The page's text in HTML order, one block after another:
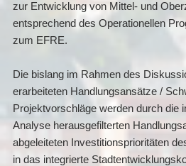
zur Entwicklung von Mittel- und
entsprechend des Operationellen
zum EFRE.
Die bislang im Rahmen des
erarbeiteten Handlungsansätze /
Projektvorschläge werden durch die
Analyse herausgefilterten
abgeleiteten Investitionsprioritäten
in das integrierte